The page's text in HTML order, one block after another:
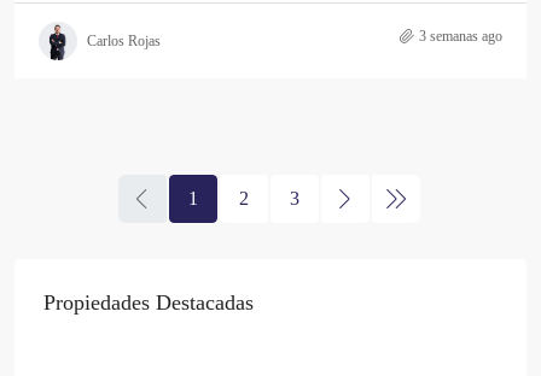
Carlos Rojas 3 semanas ago
1 2 3
Propiedades Destacadas